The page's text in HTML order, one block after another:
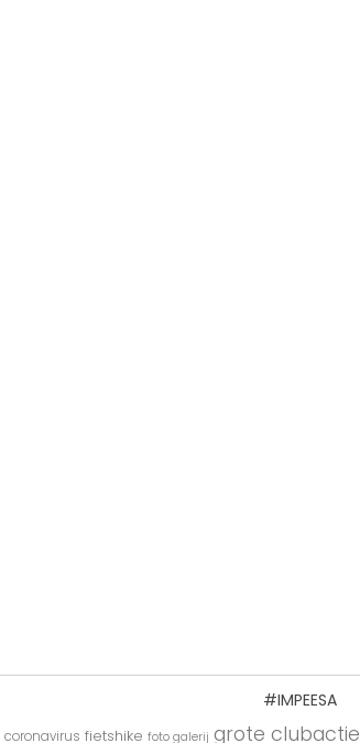
#IMPEESA
coronavirus fietshike foto galerij grote clubactie